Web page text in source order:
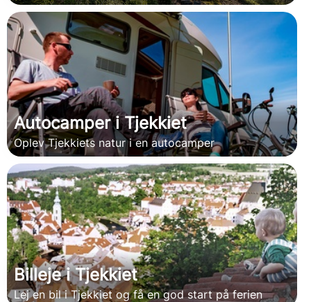
Autocamper i Tjekkiet
Oplev Tjekkiets natur i en autocamper
Billeje i Tjekkiet
Lej en bil i Tjekkiet og få en god start på ferien